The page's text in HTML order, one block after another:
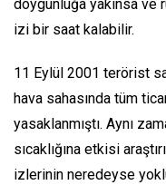
doygunluğa yakınsa ve
izi bir saat kalabilir.
11 Eylül 2001 terörist
hava sahasında tüm
yasaklanmıştı. Aynı
sıcaklığına etkisi
izlerinin neredeyse